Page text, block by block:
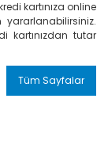
kartınıza online
kartınızdan tutar
Tüm Sayfalar